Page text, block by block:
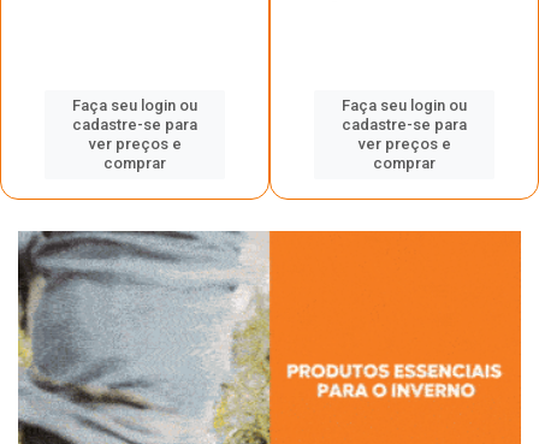
Faça seu login ou
cadastre-se para
ver preços e
comprar
Faça seu login ou
cadastre-se para
ver preços e
comprar